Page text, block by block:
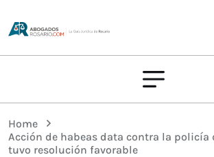
Home
Acción de habeas data contra la policía
tuvo resolución favorable